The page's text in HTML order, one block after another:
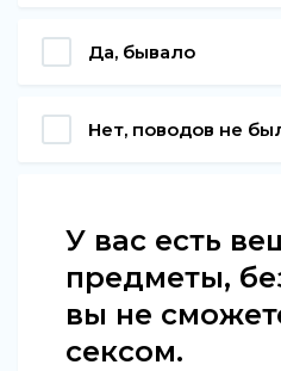
Да, бывало
Нет, поводов не
У вас есть
предметы,
вы не
сексом.